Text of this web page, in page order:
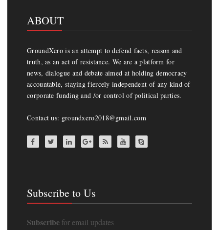
ABOUT
GroundXero is an attempt to defend facts, reason and
truth, as an act of resistance. We are a platform for
news, dialogue and debate aimed at holding democracy
accountable, staying fiercely independent of any kind of
corporate funding and /or control of political parties.
Contact us: groundxero2018@gmail.com
Subscribe to Us
Subscribe for email updates